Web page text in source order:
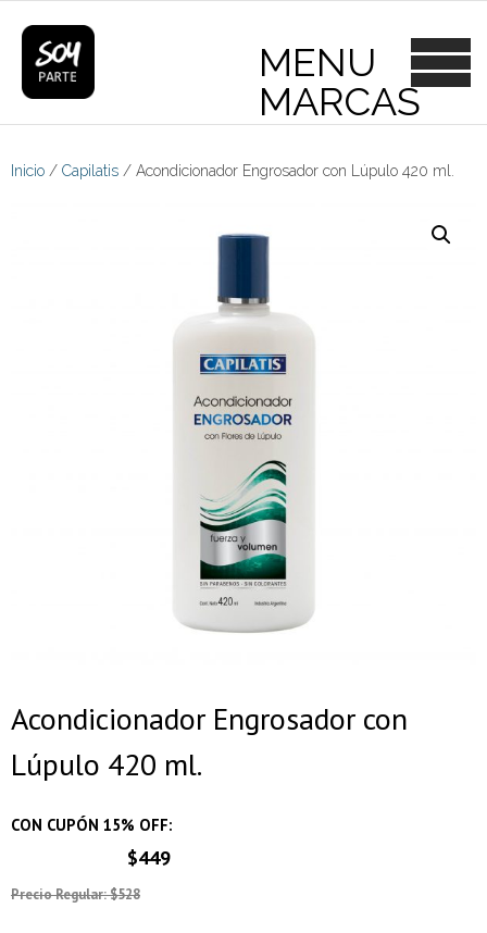
content
Inicio / Capilatis / Acondicionador Engrosador con Lúpulo 420 ml.
Acondicionador Engrosador con
Lúpulo 420 ml.
CON CUPÓN 15% OFF:
$449
Precio Regular: $528